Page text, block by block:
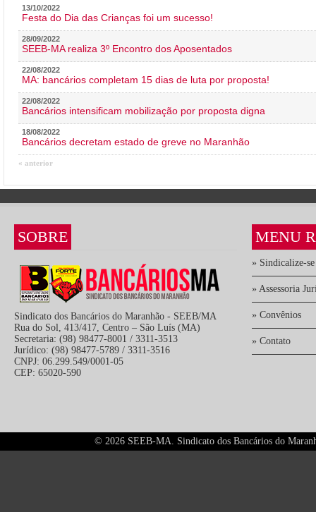
13/10/2022
Festa do Dia das Crianças foi um sucesso!
28/09/2022
SEEB-MA realiza 3º Encontro dos Aposentados
22/08/2022
MA: bancários completam 15 dias de luta por proposta!
22/08/2022
Bancários intensificam mobilização por proposta digna
18/08/2022
Bancários decretam estado de greve no Maranhão
« anterior
SOBRE
Sindicato dos Bancários do Maranhão - SEEB/MA
Rua do Sol, 413/417, Centro – São Luís (MA)
Secretaria: (98) 98477-8001 / 3311-3513
Jurídico: (98) 98477-5789 / 3311-3516
CNPJ: 06.299.549/0001-05
CEP: 65020-590
MENU
» Sindicalize-se
» Assessoria
» Convênios
» Contato
© 2026 SEEB-MA. Sindicato dos Bancários do